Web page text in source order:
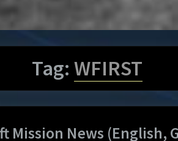
Tag: WFIRST
Mission News (English,